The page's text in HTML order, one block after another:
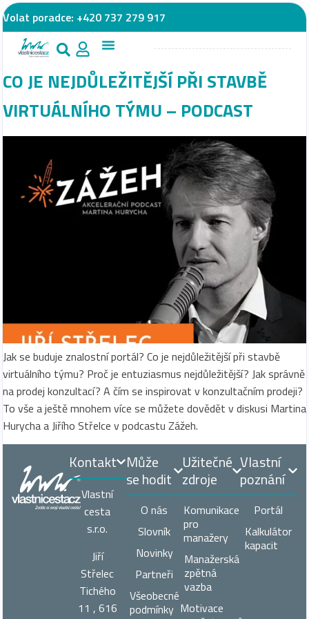
Volat poradce: +420 737 279 917
CO JE NEJDŮLEŽITĚJŠÍ PŘI STAVBĚ
VIRTUÁLNÍHO TÝMU – PODCAST
Jak se buduje znalostní portál? Co je nejdůležitější při stavbě
virtuálního týmu? Proč je entuziasmus nejdůležitější? Jak správně
na prodej konzultací? A čím se inspirovat v konzultačním prodeji?
To vše a ještě mnohem více se můžete dovědět v diskusi Martina
Hurycha a Jiřího Střelce v podcastu Zážeh.
Může
se hodit
O nás
Slovník
Novinky
Partneři
Všeobecné
podmínky
Užitečné
zdroje
Komunikace
pro
manažery
Manažerská
zpětná
vazba
Motivace
Vlastní
poznání
Portál
Kalkulátor
kapacit
Kontakt
Vlastní
cesta
s.r.o.
Jiří
Střelec
Tichého
11 , 616